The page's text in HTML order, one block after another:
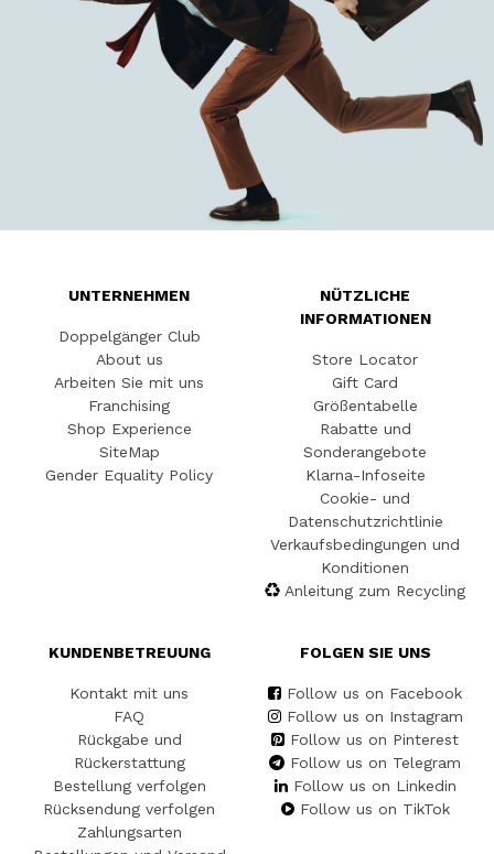
UNTERNEHMEN
Doppelgänger Club
About us
Arbeiten Sie mit uns
Franchising
Shop Experience
SiteMap
Gender Equality Policy
NÜTZLICHE
INFORMATIONEN
Store Locator
Gift Card
Größentabelle
Rabatte und
Sonderangebote
Klarna-Infoseite
Cookie- und
Datenschutzrichtlinie
Verkaufsbedingungen und
Konditionen
Anleitung zum Recycling
KUNDENBETREUUNG
Kontakt mit uns
FAQ
Rückgabe und
Rückerstattung
Bestellung verfolgen
Rücksendung verfolgen
Zahlungsarten
FOLGEN SIE UNS
Follow us on Facebook
Follow us on Instagram
Follow us on Pinterest
Follow us on Telegram
Follow us on Linkedin
Follow us on TikTok